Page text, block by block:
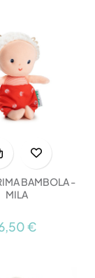
BAMBOLA -
MILA
€